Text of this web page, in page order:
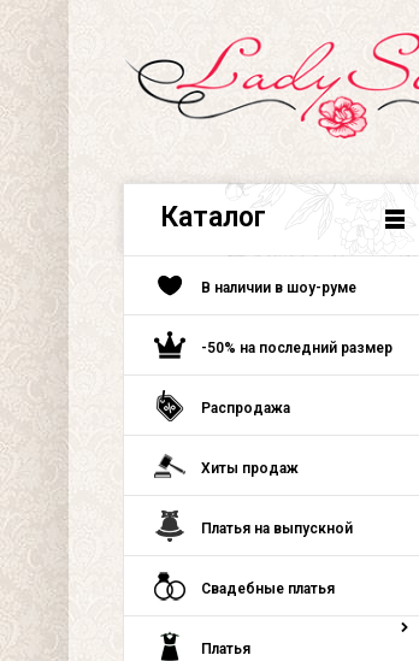
Каталог
В наличии в шоу-руме
-50% на последний размер
Распродажа
Хиты продаж
Платья на выпускной
Свадебные платья
Платья